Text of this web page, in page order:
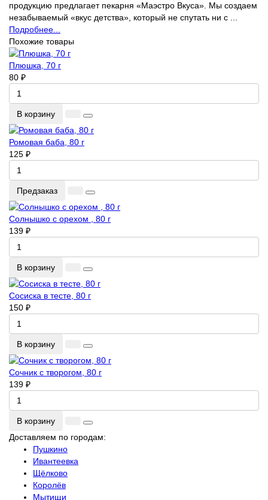
продукцию предлагает пекарня «Маэстро Вкуса». Мы создаем
незабываемый «вкус детства», который не спутать ни с ...
Подробнее...
Похожие товары
Плюшка, 70 г
80 ₽
В корзину
Ромовая баба, 80 г
125 ₽
Предзаказ
Солнышко с орехом , 80 г
139 ₽
В корзину
Сосиска в тесте, 80 г
150 ₽
В корзину
Сочник с творогом, 80 г
139 ₽
В корзину
Доставляем по городам:
Пушкино
Ивантеевка
Щёлково
Королёв
Мытищи